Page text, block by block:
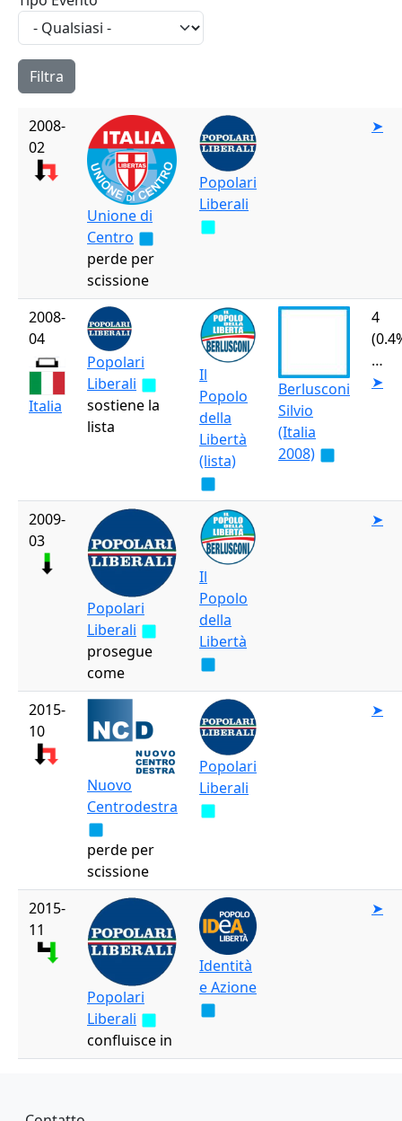
2008-
02
Unione di
Centro
perde per
scissione
Popolari
Liberali
➤
2008-
04
Italia
Popolari
Liberali
sostiene la
lista
Il
Popolo
della
Libertà
(lista)
Berlusconi
Silvio
(Italia
2008)
4
…
➤
2009-
03
Popolari
Liberali
prosegue
come
Il
Popolo
della
Libertà
➤
2015-
10
Nuovo
Centrodestra
perde per
scissione
Popolari
Liberali
➤
2015-
11
Popolari
Liberali
confluisce in
Identità
e Azione
➤
Piè di pagina